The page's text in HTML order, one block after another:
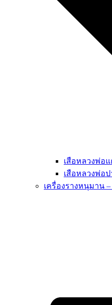
เสือหลวงพ่อ
เสือหลวงพ่อ
เครื่องรางหนุมาน –